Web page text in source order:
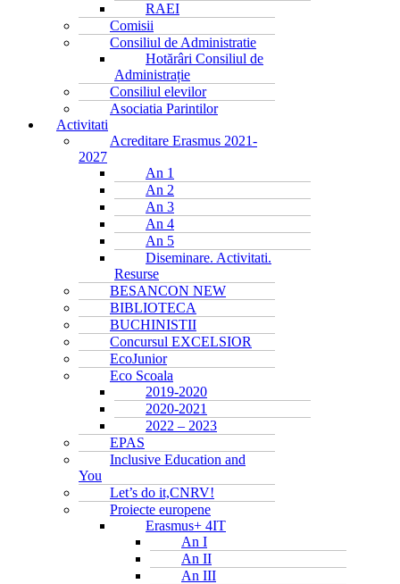
RAEI
Comisii
Consiliul de Administratie
Hotărâri Consiliul de
Administrație
Consiliul elevilor
Asociatia Parintilor
Activitati
Acreditare Erasmus 2021-
2027
An 1
An 2
An 3
An 4
An 5
Diseminare. Activitati.
Resurse
BESANCON NEW
BIBLIOTECA
BUCHINISTII
Concursul EXCELSIOR
EcoJunior
Eco Scoala
2019-2020
2020-2021
2022 – 2023
EPAS
Inclusive Education and
You
Let’s do it,CNRV!
Proiecte europene
Erasmus+ 4IT
An I
An II
An III